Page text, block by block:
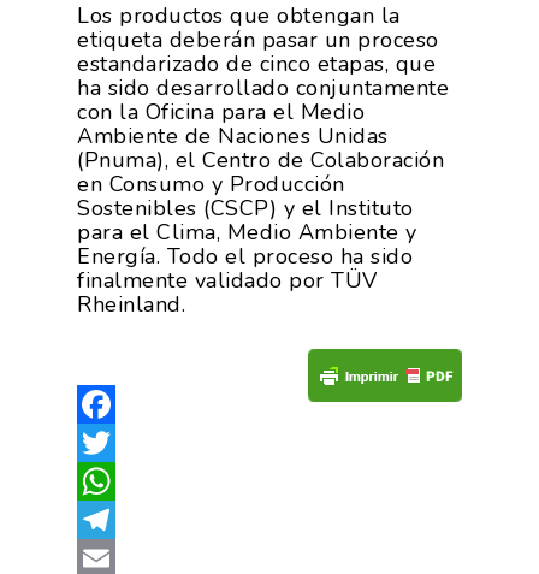
Los productos que obtengan la
etiqueta deberán pasar un proceso
estandarizado de cinco etapas, que
ha sido desarrollado conjuntamente
con la Oficina para el Medio
Ambiente de Naciones Unidas
(Pnuma), el Centro de Colaboración
en Consumo y Producción
Sostenibles (CSCP) y el Instituto
para el Clima, Medio Ambiente y
Energía. Todo el proceso ha sido
finalmente validado por TÜV
Rheinland.
Facebook
Twitter
WhatsApp
Telegram